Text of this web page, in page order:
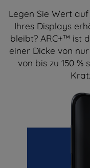
Legen Sie Wert
Ihres Displays
bleibt? ARC+™ ist
einer Dicke von
von bis zu 150 %